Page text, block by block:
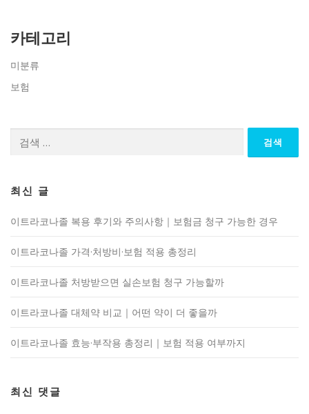
카테고리
미분류
보험
최신 글
이트라코나졸 복용 후기와 주의사항｜보험금 청구 가능한 경우
이트라코나졸 가격·처방비·보험 적용 총정리
이트라코나졸 처방받으면 실손보험 청구 가능할까
이트라코나졸 대체약 비교｜어떤 약이 더 좋을까
이트라코나졸 효능·부작용 총정리｜보험 적용 여부까지
최신 댓글